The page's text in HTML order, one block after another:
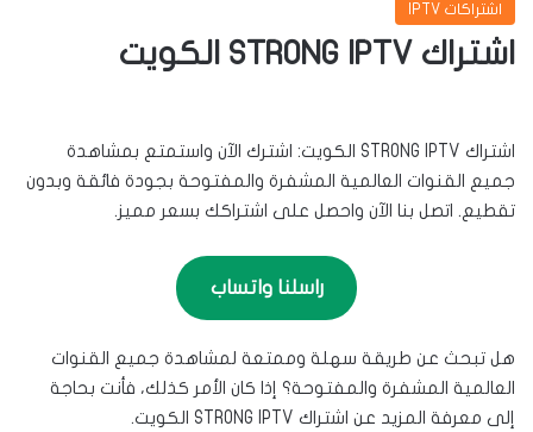
اشتراكات IPTV
اشتراك STRONG IPTV الكويت
اشتراك STRONG IPTV الكويت: اشترك الآن واستمتع بمشاهدة
جميع القنوات العالمية المشفرة والمفتوحة بجودة فائقة وبدون
تقطيع. اتصل بنا الآن واحصل على اشتراكك بسعر مميز.
راسلنا واتساب
هل تبحث عن طريقة سهلة وممتعة لمشاهدة جميع القنوات
العالمية المشفرة والمفتوحة؟ إذا كان الأمر كذلك، فأنت بحاجة
إلى معرفة المزيد عن اشتراك STRONG IPTV الكويت.